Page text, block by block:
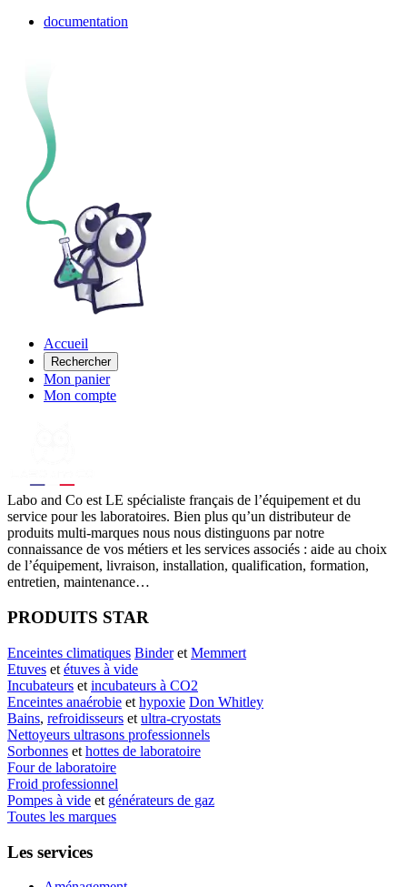
documentation
Accueil
Rechercher
Mon panier
Mon compte
Labo and Co est LE spécialiste français de l’équipement et du
service pour les laboratoires. Bien plus qu’un distributeur de
produits multi-marques nous nous distinguons par notre
connaissance de vos métiers et les services associés : aide au choix
de l’équipement, livraison, installation, qualification, formation,
entretien, maintenance…
PRODUITS STAR
Enceintes climatiques Binderet Memmert
Etuves et étuves à vide
Incubateurs et incubateurs à CO2
Enceintes anaérobie et hypoxie Don Whitley
Bains, refroidisseurs et ultra-cryostats
Nettoyeurs ultrasons professionnels
Sorbonnes et hottes de laboratoire
Four de laboratoire
Froid professionnel
Pompes à vide et générateurs de gaz
Toutes les marques
Les services